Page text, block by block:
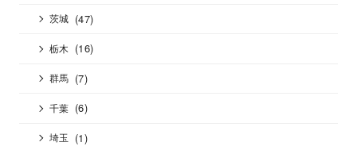
茨城 (47)
栃木 (16)
群馬 (7)
千葉 (6)
埼玉 (1)